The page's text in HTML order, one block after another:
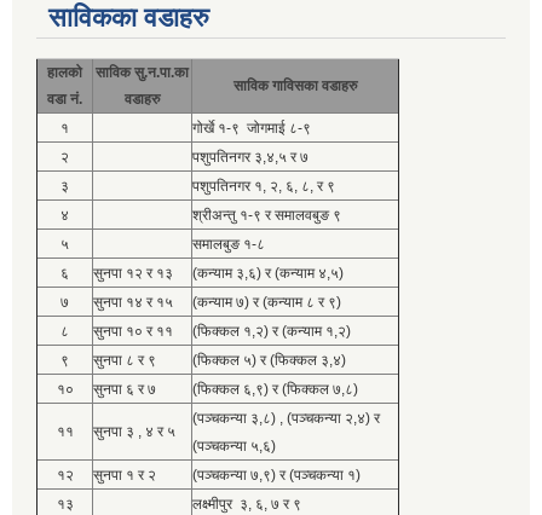
साविकका वडाहरु
हालको
वडा नं.
साविक सु.न.पा.का
वडाहरु
साविक गाविसका वडाहरु
१
गोर्खे १-९ जोगमाई ८-९
२
पशुपतिनगर ३,४,५ र ७
३
पशुपतिनगर १, २, ६, ८, र ९
४
श्रीअन्तु १-९ र समालवबुङ ९
५
समालबुङ १-८
६
सुनपा १२ र १३
(कन्याम ३,६) र (कन्याम ४,५)
७
सुनपा १४ र १५
(कन्याम ७) र (कन्याम ८ र ९)
८
सुनपा १० र ११
(फिक्कल १,२) र (कन्याम १,२)
९
सुनपा ८ र ९
(फिक्कल ५) र (फिक्कल ३,४)
१०
सुनपा ६ र ७ (फिक्कल ६,९) र (फिक्कल ७,८)
११ सुनपा ३ , ४ र ५
(पञ्चकन्या ३,८) , (पञ्चकन्या २,४) र
(पञ्चकन्या ५,६)
१२
सुनपा १ र २
(पञ्चकन्या ७,९) र (पञ्चकन्या १)
१३
लक्ष्मीपुर ३, ६, ७ र ९